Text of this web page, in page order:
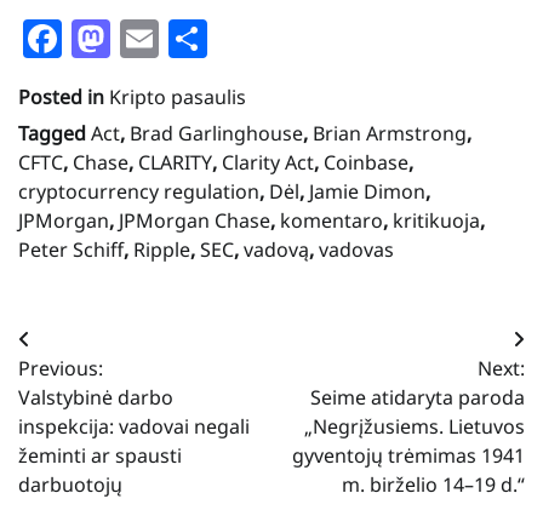
Facebook
Mastodon
Email
Posted in Kripto pasaulis
TaggedAct, Brad Garlinghouse, Brian Armstrong,
CFTC, Chase, CLARITY, Clarity Act, Coinbase,
cryptocurrency regulation, Dėl, Jamie Dimon,
JPMorgan, JPMorgan Chase, komentaro, kritikuoja,
Peter Schiff, Ripple,SEC,vadovą,vadovas
Navigacija
tarp
įrašų
Previous:
Valstybinė darbo
inspekcija: vadovai negali
žeminti ar spausti
darbuotojų
Next:
Seime atidaryta paroda
„Negrįžusiems. Lietuvos
gyventojų trėmimas 1941
m. birželio 14–19 d.“